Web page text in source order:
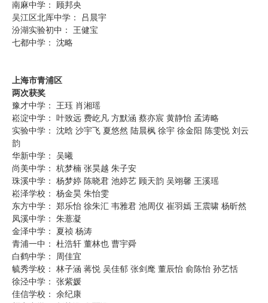
南麻中学： 顾邦央
吴江区北厍中学： 吕晨宇
汾湖实验初中： 王健宝
七都中学： 沈略
上海市青浦区
两次获奖
豫才中学： 王珏 肖湘瑶
崧淀中学： 叶致远 费屹凡 方默涵 蔡亦宸 黄静怡 孟涛略
实验中学： 沈晗 沙宇飞 夏悠然 陆晨枫 徐宇 徐金阳 陈雯悦 刘云
韵
华新中学： 吴曦
尚美中学： 杭梦楠 张昊越 朱子安
珠溪中学： 杨梦婷 陈晓君 池婷艺 顾天韵 吴翊馨 王溪瑶
崧泽学校： 杨金昊 朱怡雯
东方中学： 郑乐怡 徐朱汇 韦雅君 池周仪 崔羽嫣 王震啸 杨昕然
凤溪中学： 朱薏凝
金泽中学： 夏祯 杨涛
青浦一中： 杜浩轩 董林也 曹宇舜
白鹤中学： 周佳宜
毓秀学校： 林子涵 蒋悦 吴佳郁 张剑麾 董辰怡 俞陈怡 孙艺恬
徐泾中学： 张紫媛
佳信学校： 余纪康